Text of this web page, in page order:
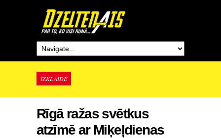
IZKLAIDE
Rīgā ražas svētkus
atzīmē ar Miķeļdienas